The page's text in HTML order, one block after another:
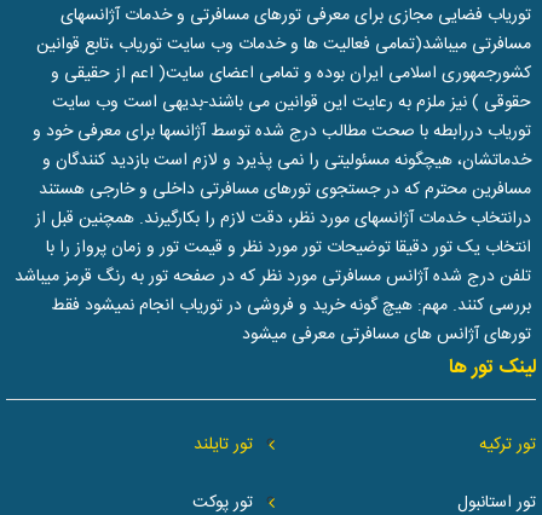
توریاب فضایی مجازی برای معرفی تورهای مسافرتی و خدمات آژانسهای
مسافرتی میباشد(تمامی فعالیت ها و خدمات وب سایت توریاب ،تابع قوانین
کشورجمهوری اسلامی ایران بوده و تمامی اعضای سایت( اعم از حقیقی و
حقوقی ) نیز ملزم به رعایت این قوانین می باشند-بدیهی است وب سایت
توریاب دررابطه با صحت مطالب درج شده توسط آژانسها برای معرفی خود و
خدماتشان، هیچگونه مسئولیتی را نمی پذیرد و لازم است بازدید کنندگان و
مسافرین محترم که در جستجوی تورهای مسافرتی داخلی و خارجی هستند
درانتخاب خدمات آژانسهای مورد نظر، دقت لازم را بکارگیرند. همچنین قبل از
انتخاب یک تور دقیقا توضیحات تور مورد نظر و قیمت تور و زمان پرواز را با
تلفن درج شده آژانس مسافرتی مورد نظر که در صفحه تور به رنگ قرمز میباشد
بررسی کنند. مهم: هیچ گونه خرید و فروشی در توریاب انجام نمیشود فقط
تورهای آژانس های مسافرتی معرفی میشود
لینک تور ها
تور ترکیه
تور استانبول
تور تایلند
تور پوکت